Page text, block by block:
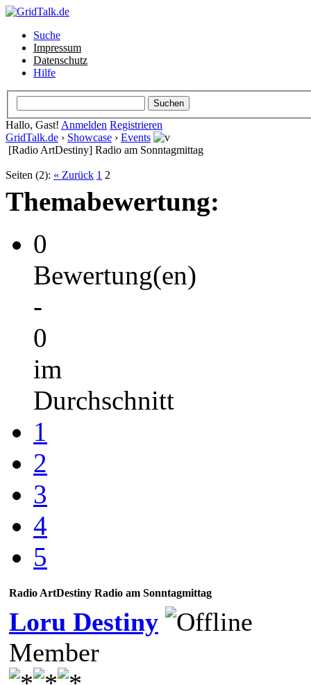
Suche
Impressum
Datenschutz
Hilfe
Hallo, Gast! Anmelden Registrieren
GridTalk.de › Showcase › Events
[Radio ArtDestiny] Radio am Sonntagmittag
Seiten (2): « Zurück 1 2
Themabewertung:
0
Bewertung(en)
-
0
im
Durchschnitt
1
2
3
4
5
Radio ArtDestiny Radio am Sonntagmittag
Loru Destiny
Member